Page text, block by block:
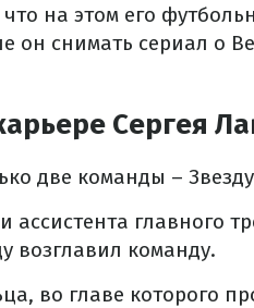
на этом его
он снимать сериал о
Сергея
две команды –
ассистента главного
возглавил команду.
во главе которого